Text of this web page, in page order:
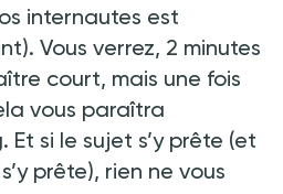
internautes est
Vous verrez, 2 minutes
court, mais une fois
vous paraîtra
si le sujet s’y prête (et
prête), rien ne vous